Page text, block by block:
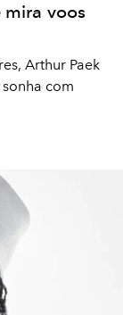
voos
Arthur Paek
com